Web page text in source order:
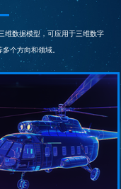
mm
像素
维数据模型，可应用于三维数字
个方向和领域。